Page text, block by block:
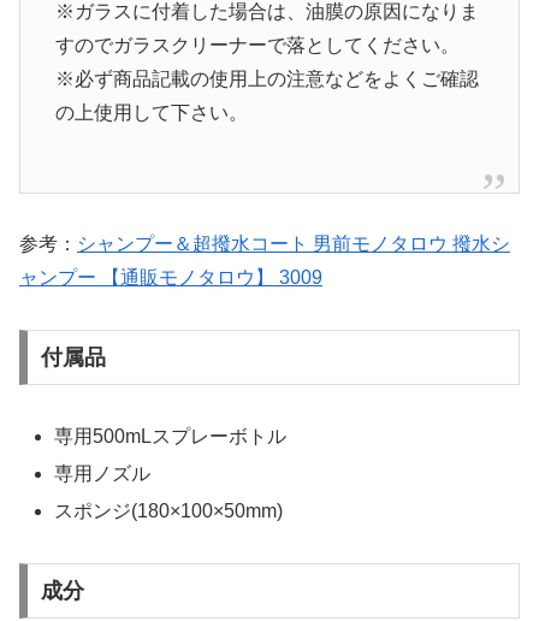
※ガラスに付着した場合は、油膜の原因になりま
すのでガラスクリーナーで落としてください。
※必ず商品記載の使用上の注意などをよくご確認
の上使用して下さい。
参考： シャンプー＆超撥水コート 男前モノタロウ 撥水シ
ャンプー 【通販モノタロウ】 3009
付属品
専用500mLスプレーボトル
専用ノズル
スポンジ(180×100×50mm)
成分